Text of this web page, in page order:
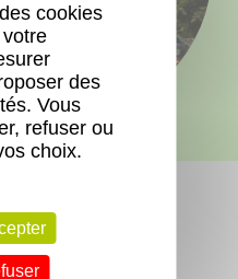
cookies
des
Vous
refuser ou
choix.